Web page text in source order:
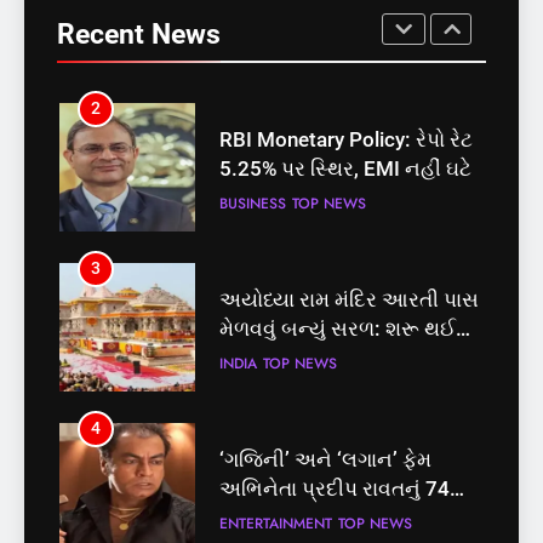
5.25% પર સ્થિર, EMI નહીં ઘટે
3
અયોધ્યા રામ મંદિર આરતી પાસ
મેળવવું બન્યું સરળ: શરૂ થઈ
તત્કાલ સુવિધા, જાણો સંપૂર્ણ
INDIA TOP NEWS
4
‘ગજિની’ અને ‘લગાન’ ફેમ
અભિનેતા પ્રદીપ રાવતનું 74
વર્ષની વયે નિધન, બ્લડ કેન્સર
ENTERTAINMENT
5
કોડીનારના છારા દરિયાકાંઠે પાંચ
કિશોરો ડૂબ્યા, 3નો બચાવ, 2
લાપતા
GUJARAT TOP NEWS
Recent News
બેઠક પરથી પવન પાંડેને 2027
માટે બનાવાયા ઉમેદવાર
2
RBI Monetary Policy: રેપો રેટ
5.25% પર સ્થિર, EMI નહીં ઘટે
BUSINESS TOP NEWS
3
અયોધ્યા રામ મંદિર આરતી પાસ
મેળવવું બન્યું સરળ: શરૂ થઈ
તત્કાલ સુવિધા, જાણો સંપૂર્ણ
INDIA TOP NEWS
4
‘ગજિની’ અને ‘લગાન’ ફેમ
અભિનેતા પ્રદીપ રાવતનું 74
વર્ષની વયે નિધન, બ્લડ કેન્સર
ENTERTAINMENT TOP NEWS